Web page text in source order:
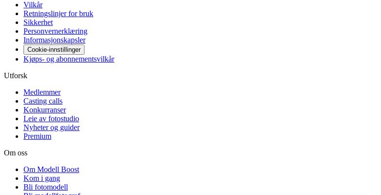
Vilkår
Retningslinjer for bruk
Sikkerhet
Personvernerklæring
Informasjonskapsler
Cookie-innstillinger
Kjøps- og abonnementsvilkår
Utforsk
Medlemmer
Casting calls
Konkurranser
Leie av fotostudio
Nyheter og guider
Premium
Om oss
Om Modell Boost
Kom i gang
Bli fotomodell